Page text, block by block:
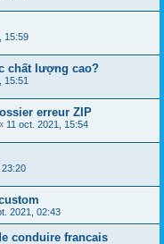
15:59
chất lượng cao?
15:51
erreur ZIP
11 oct. 2021, 15:54
23:20
2021, 02:43
conduire francais